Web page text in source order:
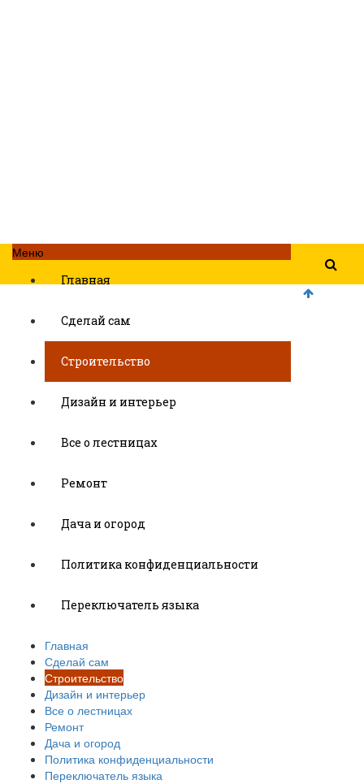
Меню
Главная
Сделай сам
Строительство
Дизайн и интерьер
Все о лестницах
Ремонт
Дача и огород
Политика конфиденциальности
Переключатель языка
Главная
Сделай сам
Строительство
Дизайн и интерьер
Все о лестницах
Ремонт
Дача и огород
Политика конфиденциальности
Переключатель языка